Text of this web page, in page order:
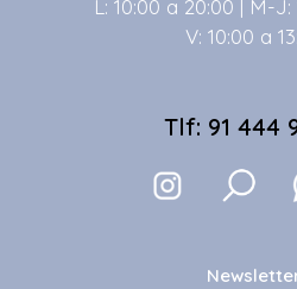
L: 10:00 a 20:00 | M-J:
V: 10:00 a
Tlf: 91 444